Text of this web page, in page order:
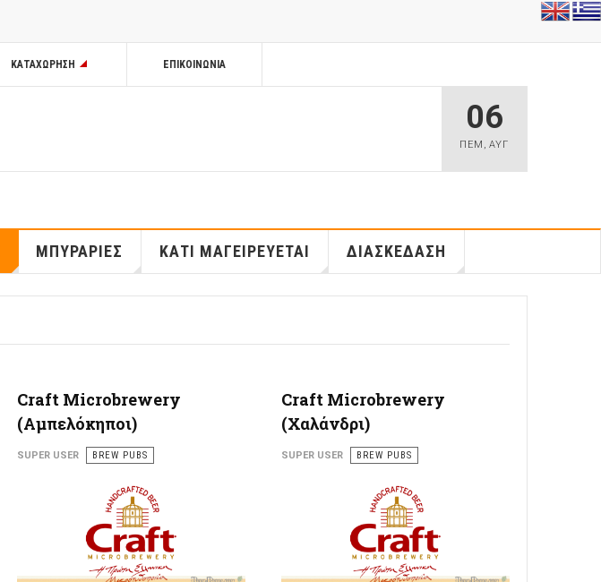
ΚΑΤΑΧΩΡΗΣΗ ΕΠΙΚΟΙΝΩΝΊΑ
06
ΠΕΜ ,ΑΥΓ
ΜΠΥΡΑΡΙΕΣ ΚΑΤΙ ΜΑΓΕΙΡΕΥΕΤΑΙ ΔΙΑΣΚΕΔΑΣΗ
Craft Microbrewery
(Αμπελόκηποι)
SUPER USER BREW PUBS
Craft Microbrewery
(Χαλάνδρι)
SUPER USER BREW PUBS